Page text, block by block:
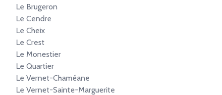
Le Brugeron
Le Cendre
Le Cheix
Le Crest
Le Monestier
Le Quartier
Le Vernet-Chaméane
Le Vernet-Sainte-Marguerite